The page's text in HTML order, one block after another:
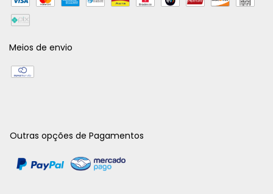
Meios de envio
Outras opções de Pagamentos